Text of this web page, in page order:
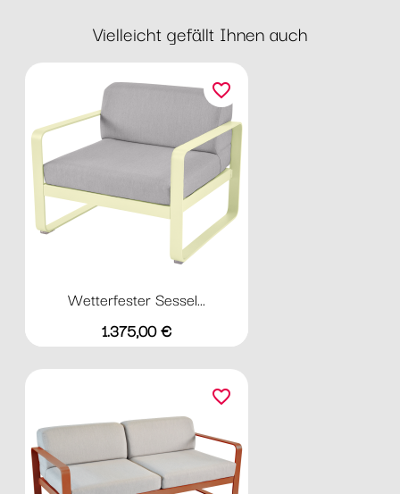
Vielleicht gefällt Ihnen auch
Wetterfester Sessel...
Preis
1.375,00 €
favorite_border
favorite_border